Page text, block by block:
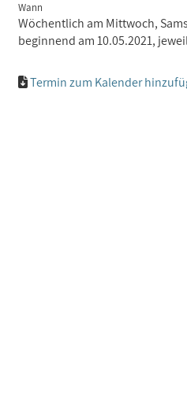
Wann
Wöchentlich am Mittwoch,
beginnend am 10.05.2021,
Termin zum Kalender